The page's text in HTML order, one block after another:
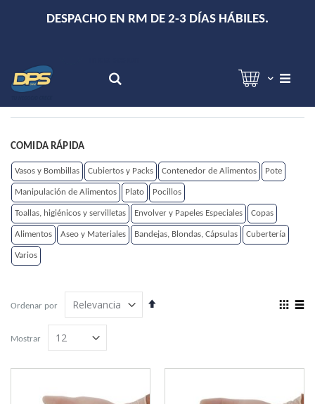
DESPACHO EN RM DE 2-3 DÍAS HÁBILES.
Ordenar por
Establecer
View
Mostrar
COMIDA RÁPIDA
Vasos y Bombillas Cubiertos y Packs Contenedor de Alimentos Pote
Manipulación de Alimentos Plato Pocillos
Toallas, higiénicos y servilletas Envolver y Papeles Especiales Copas
Alimentos Aseo y Materiales Bandejas, Blondas, Cápsulas Cubertería
Varios